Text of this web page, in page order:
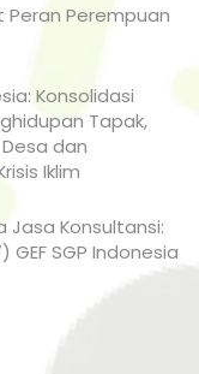
Peran Perempuan
Konsolidasi
Tapak,
dan
Iklim
Jasa Konsultansi:
SGP Indonesia